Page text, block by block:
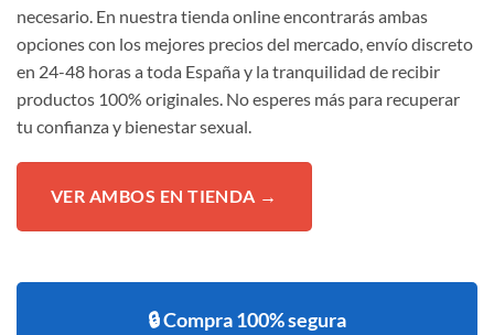
necesario. En nuestra tienda online encontrarás ambas
opciones con los mejores precios del mercado, envío discreto
en 24-48 horas a toda España y la tranquilidad de recibir
productos 100% originales. No esperes más para recuperar
tu confianza y bienestar sexual.
VER AMBOS EN TIENDA →
🔒 Compra 100% segura